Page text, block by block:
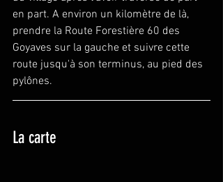
en part. A environ un kilomètre de là,
prendre la Route Forestière 60 des
Goyaves sur la gauche et suivre cette
route jusqu'à son terminus, au pied des
pylônes.
La carte